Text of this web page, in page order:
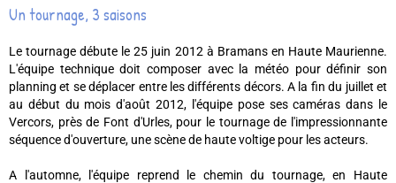
Un tournage, 3 saisons
Le tournage débute le 25 juin 2012 à Bramans en Haute Maurienne.
L'équipe technique doit composer avec la météo pour définir son
planning et se déplacer entre les différents décors. A la fin du juillet et
au début du mois d'août 2012, l'équipe pose ses caméras dans le
Vercors, près de Font d'Urles, pour le tournage de l'impressionnante
séquence d'ouverture, une scène de haute voltige pour les acteurs.
A l'automne, l'équipe reprend le chemin du tournage, en Haute